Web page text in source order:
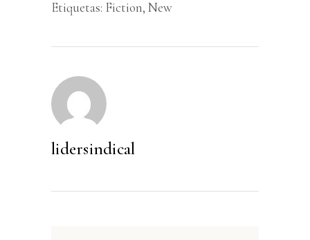
Etiquetas: Fiction, New
lidersindical